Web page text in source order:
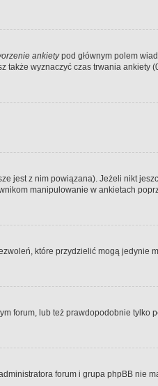
ankietypod głównym polem
także wyznaczyć czas trwania ankiety
jest z nim powiązana). Jeżeli nikt
manipulowanie w ankietach
które przydzielić mogą jedynie
forum, lub też prawdopodobnie tylko
forum i grupa phpBB nie